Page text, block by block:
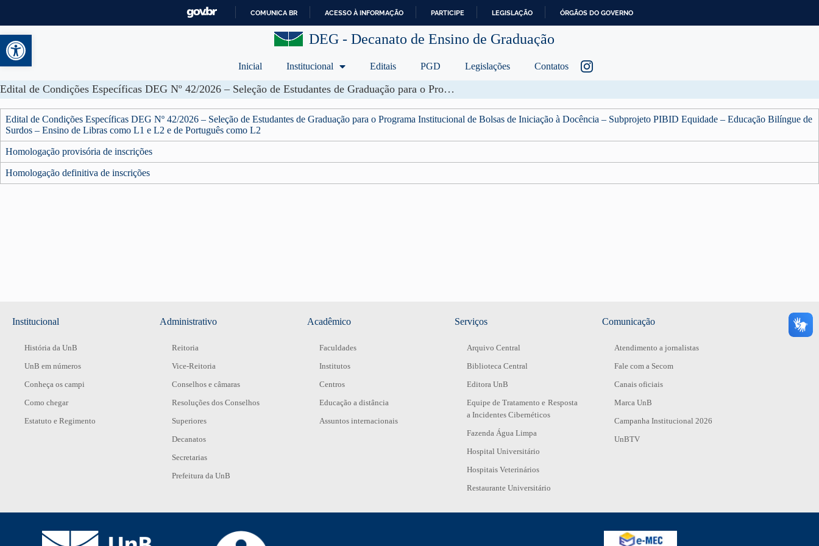
Abrir a barra de ferramentas
R
C
O
T
Ú
O
COMUNICA BR ACESSO À INFORMAÇÃO PARTICIPE LEGISLAÇÃO ÓRGÃOS DO GOVERNO
DEG - Decanato de Ensino de Graduação
Inicial Institucional Editais PGD Legislações Contatos
Edital de Condições Específicas DEG Nº 42/2026 – Seleção de Estudantes de Graduação para o Programa Institucional de Bolsas de Iniciação à Docência – Subprojeto PIBID Equidade – Educação Bilíngue de Surdos – Ensino de Libras como L1 e L2 e de Português como L2
Edital de Condições Específicas DEG Nº 42/2026 – Seleção de Estudantes de Graduação para o Programa Institucional de Bolsas de Iniciação à Docência – Subprojeto PIBID Equidade – Educação Bilíngue de
Surdos – Ensino de Libras como L1 e L2 e de Português como L2
Homologação provisória de inscrições
Homologação definitiva de inscrições
Institucional
História da UnB
UnB em números
Conheça os campi
Como chegar
Estatuto e Regimento
Administrativo
Reitoria
Vice-Reitoria
Conselhos e câmaras
Resoluções dos Conselhos
Superiores
Decanatos
Secretarias
Prefeitura da UnB
Acadêmico
Faculdades
Institutos
Centros
Educação a distância
Assuntos internacionais
Serviços
Arquivo Central
Biblioteca Central
Editora UnB
Equipe de Tratamento e Resposta
a Incidentes Cibernéticos
Fazenda Água Limpa
Hospital Universitário
Hospitais Veterinários
Restaurante Universitário
Comunicação
Atendimento a jornalistas
Fale com a Secom
Canais oficiais
Marca UnB
Campanha Institucional 2026
UnBTV